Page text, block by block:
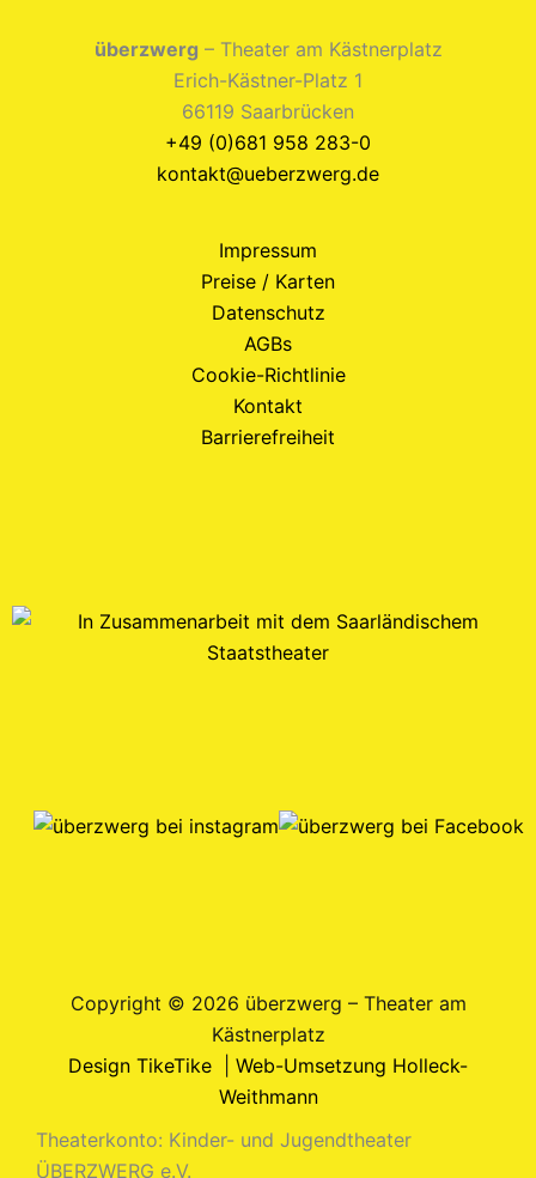
überzwerg – Theater am Kästnerplatz
Erich-Kästner-Platz 1
66119 Saarbrücken
+49 (0)681 958 283-0
kontakt@ueberzwerg.de
Impressum
Preise / Karten
Datenschutz
AGBs
Cookie-Richtlinie
Kontakt
Barrierefreiheit
Copyright © 2026 überzwerg – Theater am
Kästnerplatz
Design TikeTike
Web-Umsetzung Holleck-
Weithmann
Theaterkonto: Kinder- und Jugendtheater
ÜBERZWERG e.V.